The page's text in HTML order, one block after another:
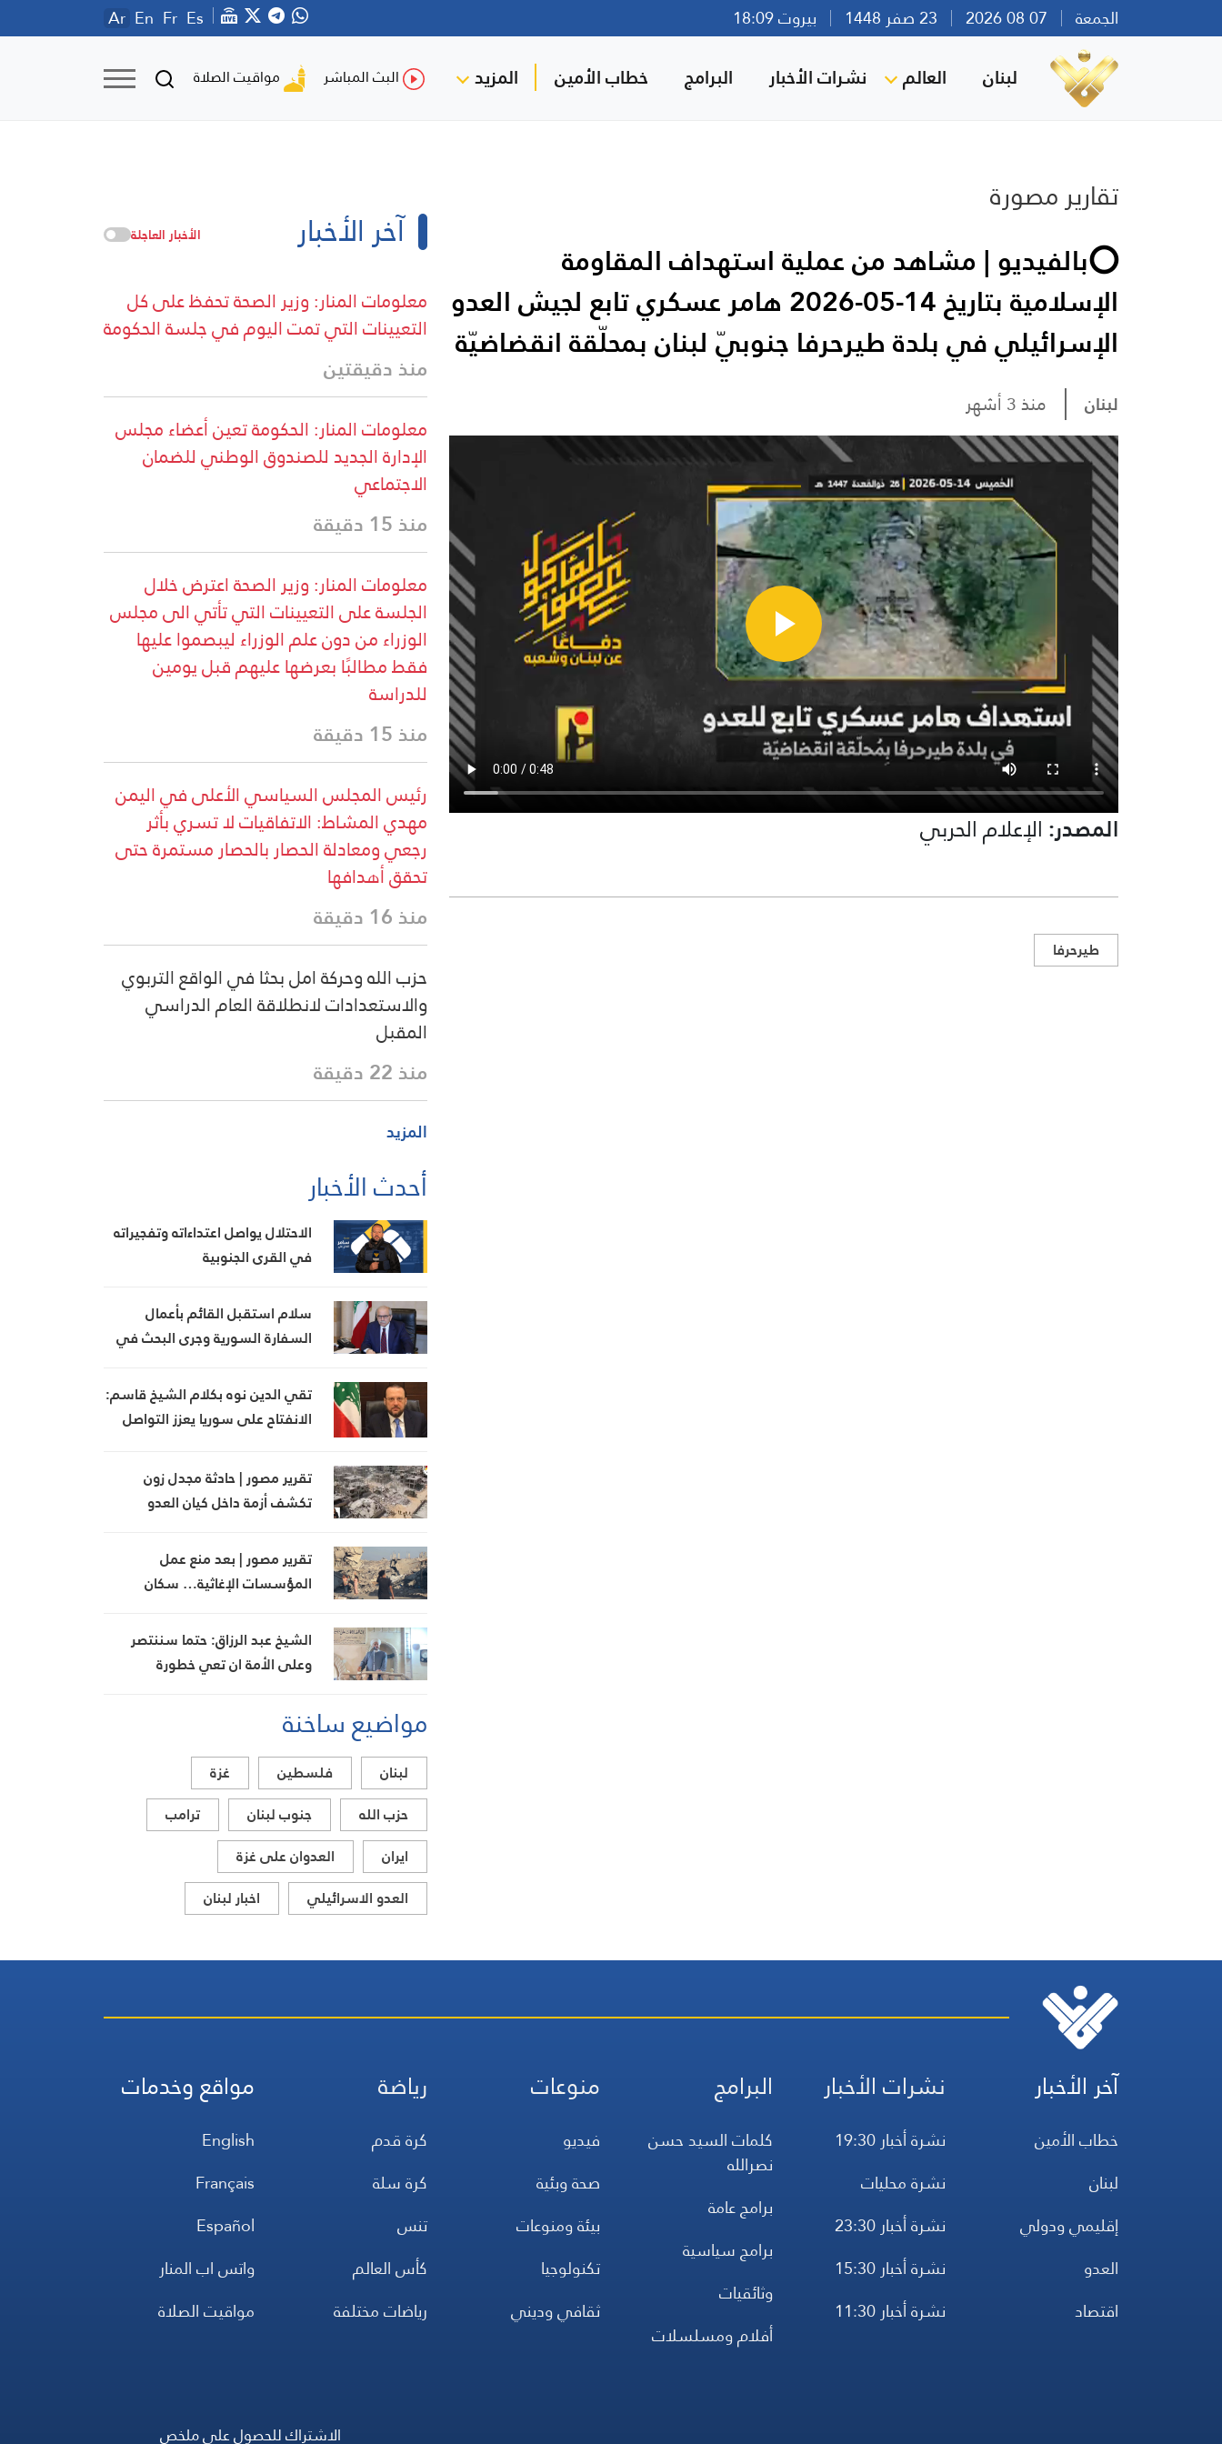
الجمعة بيروت 18:09 Ar En Fr Es
لبنان العالم نشرات الأخبار البرامج خطاب الأمين المزيد البث المباشر مواقيت الصلاة
تقارير مصورة
⭕️بالفيديو | مشاهد من عملية استهداف المقاومة
الإسلامية بتاريخ 14-05-2026 هامر عسكري تابع لجيش العدو
الإسرائيلي في بلدة طيرحرفا جنوبيّ لبنان بمحلّقة انقضاضيّة
لبنان منذ 3 أشهر
المصدر: الإعلام الحربي
طيرحرفا
آخر الأخبار الأخبار العاجلة
معلومات المنار: وزير الصحة تحفظ على كل
التعيينات التي تمت اليوم في جلسة الحكومة
منذ دقيقتين
معلومات المنار: الحكومة تعين أعضاء مجلس
الإدارة الجديد للصندوق الوطني للضمان
الاجتماعي
منذ 15 دقيقة
معلومات المنار: وزير الصحة اعترض خلال
الجلسة على التعيينات التي تأتي الى مجلس
الوزراء من دون علم الوزراء ليبصموا عليها
فقط مطالبًا بعرضها عليهم قبل يومين
للدراسة
منذ 15 دقيقة
رئيس المجلس السياسي الأعلى في اليمن
مهدي المشاط: الاتفاقيات لا تسري بأثر
رجعي ومعادلة الحصار بالحصار مستمرة حتى
تحقق أهدافها
منذ 16 دقيقة
حزب الله وحركة امل بحثا في الواقع التربوي
والاستعدادات لانطلاقة العام الدراسي
المقبل
منذ 22 دقيقة
المزيد
أحدث الأخبار
الاحتلال يواصل اعتداءاته وتفجيراته
في القرى الجنوبية
سلام استقبل القائم بأعمال
السفارة السورية وجرى البحث في
تقي الدين نوه بكلام الشيخ قاسم:
الانفتاح على سوريا يعزز التواصل
تقرير مصور | حادثة مجدل زون
تكشف أزمة داخل كيان العدو
تقرير مصور | بعد منع عمل
المؤسسات الإغاثية… سكان
مصيرهم وحدهم
الشيخ عبد الرزاق: حتما سننتصر
وعلى الأمة ان تعي خطورة
مواضيع ساخنة
لبنان فلسطين
غزة
حزب الله
جنوب لبنان
ترامب
ايران
العدوان على غزة
العدو الاسرائيلي
اخبار لبنان
آخر الأخبار
خطاب الأمين
لبنان
إقليمي ودولي
العدو
اقتصاد
نشرات الأخبار
نشرة أخبار 19:30
نشرة محليات
نشرة أخبار 23:30
نشرة أخبار 15:30
نشرة أخبار 11:30
البرامج
كلمات السيد حسن
نصرالله
برامج عامة
برامج سياسية
وثائقيات
أفلام ومسلسلات
منوعات
فيديو
صحة وبئية
بيئة ومنوعات
تكنولوجيا
ثقافي وديني
رياضة
كرة قدم
كرة سلة
تنس
كأس العالم
رياضات مختلفة
مواقع وخدمات
English
Français
Español
واتس اب المنار
مواقيت الصلاة
الاشتراك للحصول على ملخص